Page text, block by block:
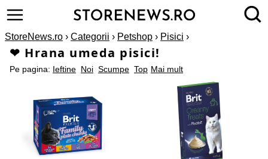
StoreNews.ro › Categorii › Petshop › Pisici ›
❤ Hrana umeda pisici!
Mai mult
Pe pagina: Ieftine Noi Scumpe Top
1 2